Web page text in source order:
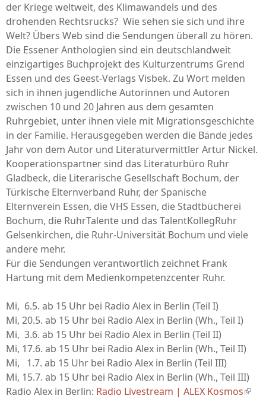
der Kriege weltweit, des Klimawandels und des
drohenden Rechtsrucks? Wie sehen sie sich und ihre
Welt? Übers Web sind die Sendungen überall zu hören.
Die Essener Anthologien sind ein deutschlandweit
einzigartiges Buchprojekt des Kulturzentrums Grend
Essen und des Geest-Verlags Visbek. Zu Wort melden
sich in ihnen jugendliche Autorinnen und Autoren
zwischen 10 und 20 Jahren aus dem gesamten
Ruhrgebiet, unter ihnen viele mit Migrationsgeschichte
in der Familie. Herausgegeben werden die Bände jedes
Jahr von dem Autor und Literaturvermittler Artur Nickel.
Kooperationspartner sind das Literaturbüro Ruhr
Gladbeck, die Literarische Gesellschaft Bochum, der
Türkische Elternverband Ruhr, der Spanische
Elternverein Essen, die VHS Essen, die Stadtbücherei
Bochum, die RuhrTalente und das TalentKollegRuhr
Gelsenkirchen, die Ruhr-Universität Bochum und viele
andere mehr.
Für die Sendungen verantwortlich zeichnet Frank
Hartung mit dem Medienkompetenzcenter Ruhr.
Mi, 6.5. ab 15 Uhr bei Radio Alex in Berlin (Teil I)
Mi, 20.5. ab 15 Uhr bei Radio Alex in Berlin (Wh., Teil I)
Mi, 3.6. ab 15 Uhr bei Radio Alex in Berlin (Teil II)
Mi, 17.6. ab 15 Uhr bei Radio Alex in Berlin (Wh., Teil II)
Mi, 1.7. ab 15 Uhr bei Radio Alex in Berlin (Teil III)
Mi, 15.7. ab 15 Uhr bei Radio Alex in Berlin (Wh., Teil III)
Radio Alex in Berlin: Radio Livestream | ALEX Kosmos(link